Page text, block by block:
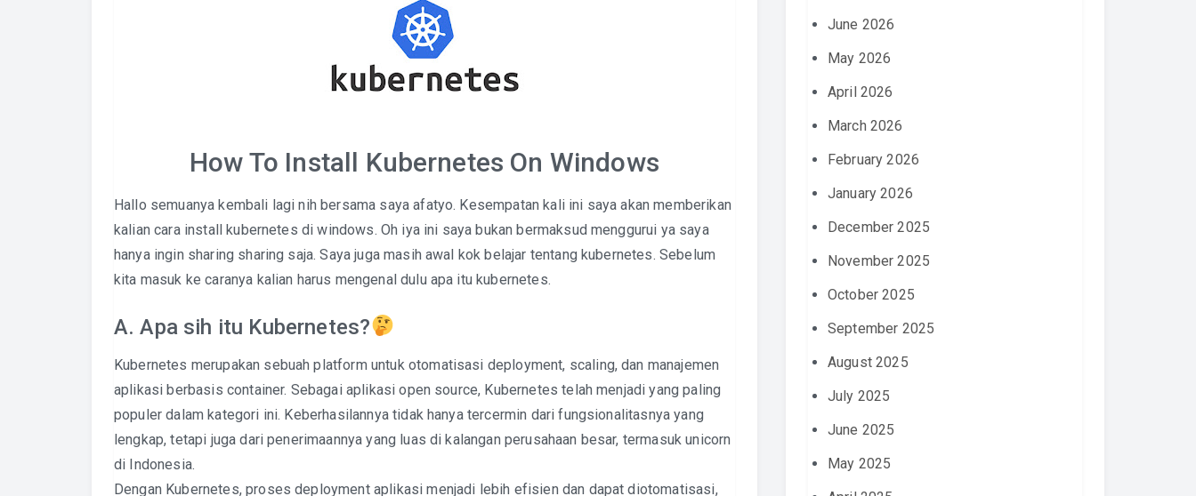
How To Install Kubernetes On Windows
Hallo semuanya kembali lagi nih bersama saya afatyo. Kesempatan kali ini saya akan memberikan
kalian cara install kubernetes di windows. Oh iya ini saya bukan bermaksud menggurui ya saya
hanya ingin sharing sharing saja. Saya juga masih awal kok belajar tentang kubernetes. Sebelum
kita masuk ke caranya kalian harus mengenal dulu apa itu kubernetes.
A. Apa sih itu Kubernetes?
Kubernetes merupakan sebuah platform untuk otomatisasi deployment, scaling, dan manajemen
aplikasi berbasis container. Sebagai aplikasi open source, Kubernetes telah menjadi yang paling
populer dalam kategori ini. Keberhasilannya tidak hanya tercermin dari fungsionalitasnya yang
lengkap, tetapi juga dari penerimaannya yang luas di kalangan perusahaan besar, termasuk unicorn
di Indonesia.
Dengan Kubernetes, proses deployment aplikasi menjadi lebih efisien dan dapat diotomatisasi,
June 2026
May 2026
April 2026
March 2026
February 2026
January 2026
December 2025
November 2025
October 2025
September 2025
August 2025
July 2025
June 2025
May 2025